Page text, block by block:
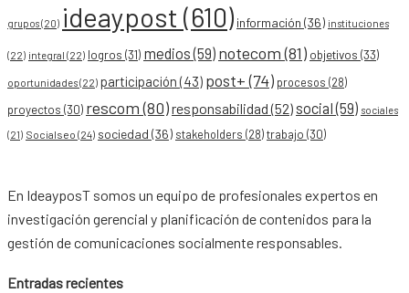
grupos(20) ideaypost (610) información (36) instituciones
(22) integral (22) logros (31) medios(59) notecom(81) objetivos (33)
oportunidades(22) participación (43) post+(74) procesos (28)
proyectos (30) rescom(80)responsabilidad(52)social(59) sociales
(21) Socialseo (24) sociedad (36) stakeholders (28)trabajo (30)
En IdeayposT somos un equipo de profesionales expertos en
investigación gerencial y planificación de contenidos para la
gestión de comunicaciones socialmente responsables.
Entradas recientes